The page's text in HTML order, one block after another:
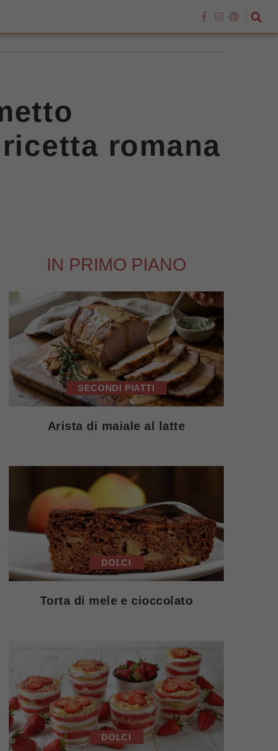
romana
IN PRIMO PIANO
SECONDI PIATTI
Arista di maiale al latte
DOLCI
Torta di mele e cioccolato
DOLCI